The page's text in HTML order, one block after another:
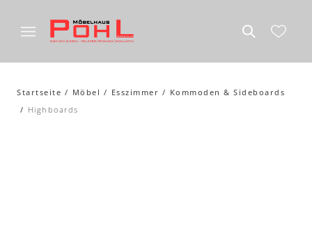
Startseite Möbel Esszimmer
Kommoden & Sideboards
Highboards